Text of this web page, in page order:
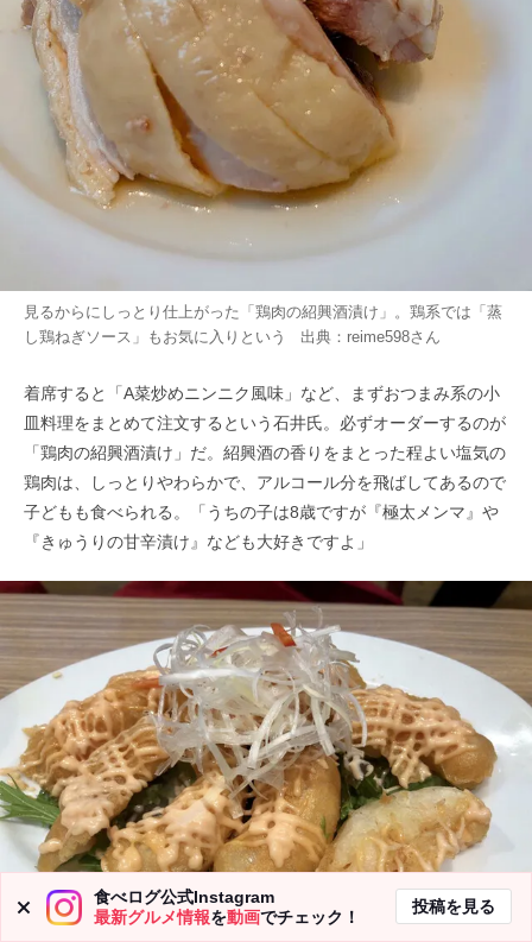
見るからにしっとり仕上がった「鶏肉の紹興酒漬け」。鶏系では「蒸
し鶏ねぎソース」もお気に入りという 出典： reime598さん
着席すると「A菜炒めニンニク風味」など、まずおつまみ系の小
皿料理をまとめて注文するという石井氏。必ずオーダーするのが
「鶏肉の紹興酒漬け」だ。紹興酒の香りをまとった程よい塩気の
鶏肉は、しっとりやわらかで、アルコール分を飛ばしてあるので
子どもも食べられる。「うちの子は8歳ですが『極太メンマ』や
『きゅうりの甘辛漬け』なども大好きですよ」
食べログ公式Instagram
最新グルメ情報を動画でチェック！
投稿を見る